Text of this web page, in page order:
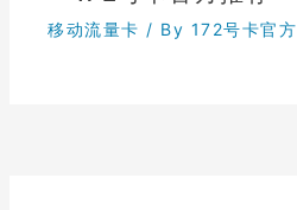
移动流量卡 / By 172号卡官方